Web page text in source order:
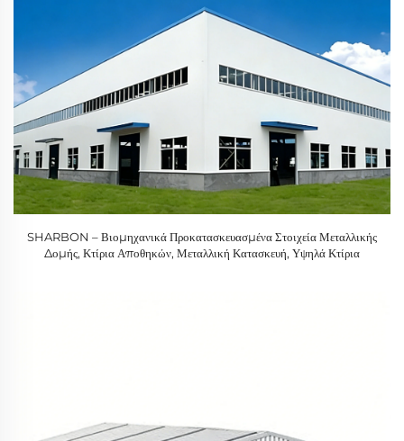
SHARBON – Βιομηχανικά Προκατασκευασμένα Στοιχεία Μεταλλικής
Δομής, Κτίρια Αποθηκών, Μεταλλική Κατασκευή, Υψηλά Κτίρια